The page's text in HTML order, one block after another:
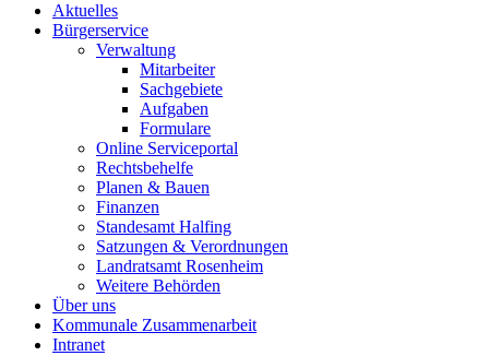
Aktuelles
Bürgerservice
Verwaltung
Mitarbeiter
Sachgebiete
Aufgaben
Formulare
Online Serviceportal
Rechtsbehelfe
Planen & Bauen
Finanzen
Standesamt Halfing
Satzungen & Verordnungen
Landratsamt Rosenheim
Weitere Behörden
Über uns
Kommunale Zusammenarbeit
Intranet